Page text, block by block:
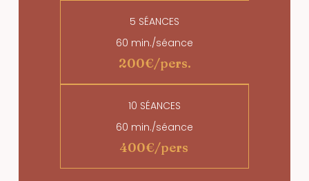
5 SÉANCES
60 min./séance
200€/pers.
10 SÉANCES
60 min./séance
400€/pers